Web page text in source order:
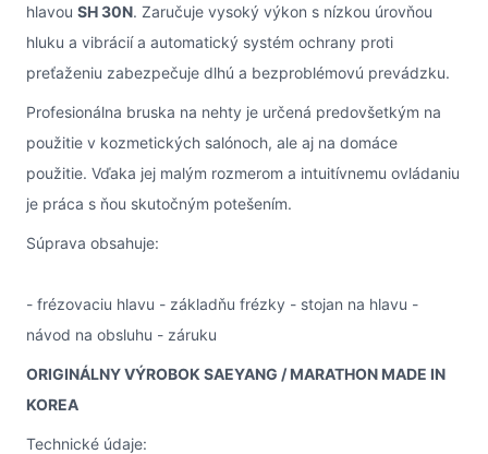
hlavou SH 30N. Zaručuje vysoký výkon s nízkou úrovňou
hluku a vibrácií a automatický systém ochrany proti
preťaženiu zabezpečuje dlhú a bezproblémovú prevádzku.
Profesionálna bruska na nehty je určená predovšetkým na
použitie v kozmetických salónoch, ale aj na domáce
použitie. Vďaka jej malým rozmerom a intuitívnemu ovládaniu
je práca s ňou skutočným potešením.
Súprava obsahuje:
- frézovaciu hlavu - základňu frézky - stojan na hlavu -
návod na obsluhu - záruku
ORIGINÁLNY VÝROBOK SAEYANG / MARATHON MADE IN
KOREA
Technické údaje: